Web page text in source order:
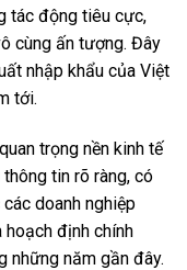
tác động tiêu cực,
cùng ấn tượng. Đây
nhập khẩu của Việt
tới.
trọng nền kinh tế
tin rõ ràng, có
doanh nghiệp
hoạch định chính
những năm gần đây.